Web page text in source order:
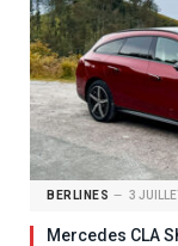
BERLINES 3
Mercedes CLA